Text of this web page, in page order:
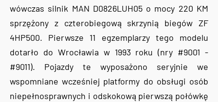
wówczas silnik MAN D0826LUH05 o mocy 220 KM
sprzężony z czterobiegową skrzynią biegów ZF
4HP500. Pierwsze 11 egzemplarzy tego modelu
dotarło do Wrocławia w 1993 roku (nry #9001 -
#9011). Pojazdy te wyposażono seryjnie we
wspomniane wcześniej platformy do obsługi osób
niepełnosprawnych i odskokową pierwszą połówkę